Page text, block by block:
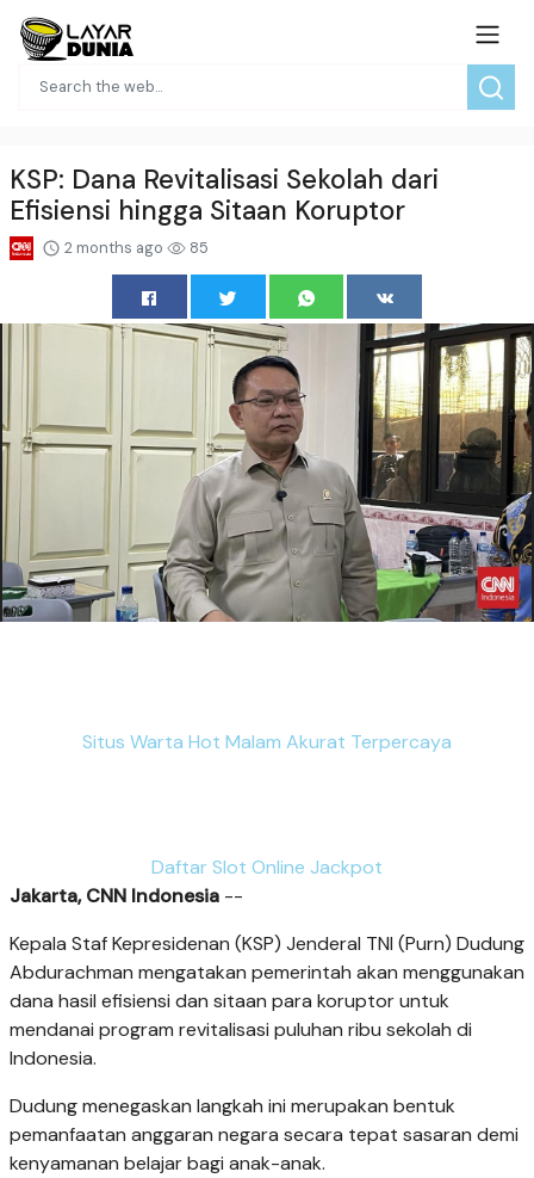
KSP: Dana Revitalisasi Sekolah dari
Efisiensi hingga Sitaan Koruptor
2 months ago 85
Situs Warta Hot Malam Akurat Terpercaya
Daftar Slot Online Jackpot
Jakarta, CNN Indonesia --
Kepala Staf Kepresidenan (KSP) Jenderal TNI (Purn) Dudung
Abdurachman mengatakan pemerintah akan menggunakan
dana hasil efisiensi dan sitaan para koruptor untuk
mendanai program revitalisasi puluhan ribu sekolah di
Indonesia.
Dudung menegaskan langkah ini merupakan bentuk
pemanfaatan anggaran negara secara tepat sasaran demi
kenyamanan belajar bagi anak-anak.